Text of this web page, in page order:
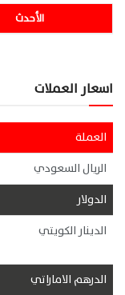
الأحدث
اسعار العملات
العملة
الريال السعودي
الدولار
الدينار الكويتي
الدرهم الاماراتي